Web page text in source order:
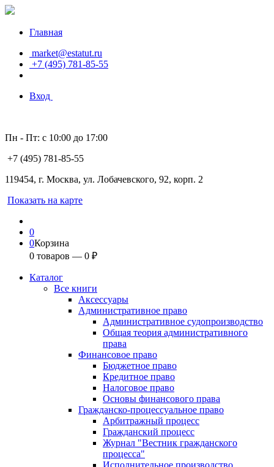
Главная
market@estatut.ru
+7 (495) 781-85-55
Вход
Пн - Пт: с 10:00 до 17:00
+7 (495) 781-85-55
119454, г. Москва, ул. Лобачевского, 92, корп. 2
Показать на карте
0
0Корзина
0 товаров — 0 ₽
Каталог
Все книги
Аксессуары
Административное право
Административное судопроизводство
Общая теория административного
права
Финансовое право
Бюджетное право
Кредитное право
Налоговое право
Основы финансового права
Гражданско-процессуальное право
Арбитражный процесс
Гражданский процесс
Журнал "Вестник гражданского
процесса"
Исполнительное производство